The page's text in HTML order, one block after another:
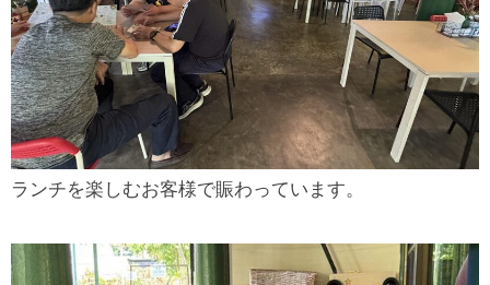
ランチを楽しむお客様で賑わっています。